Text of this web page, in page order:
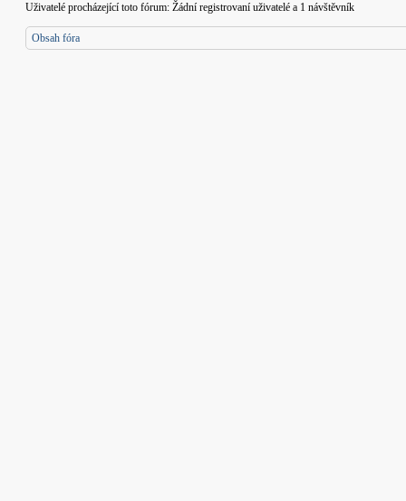
Uživatelé procházející toto fórum: Žádní registrovaní uživatelé a 1 návštěvník
Obsah fóra